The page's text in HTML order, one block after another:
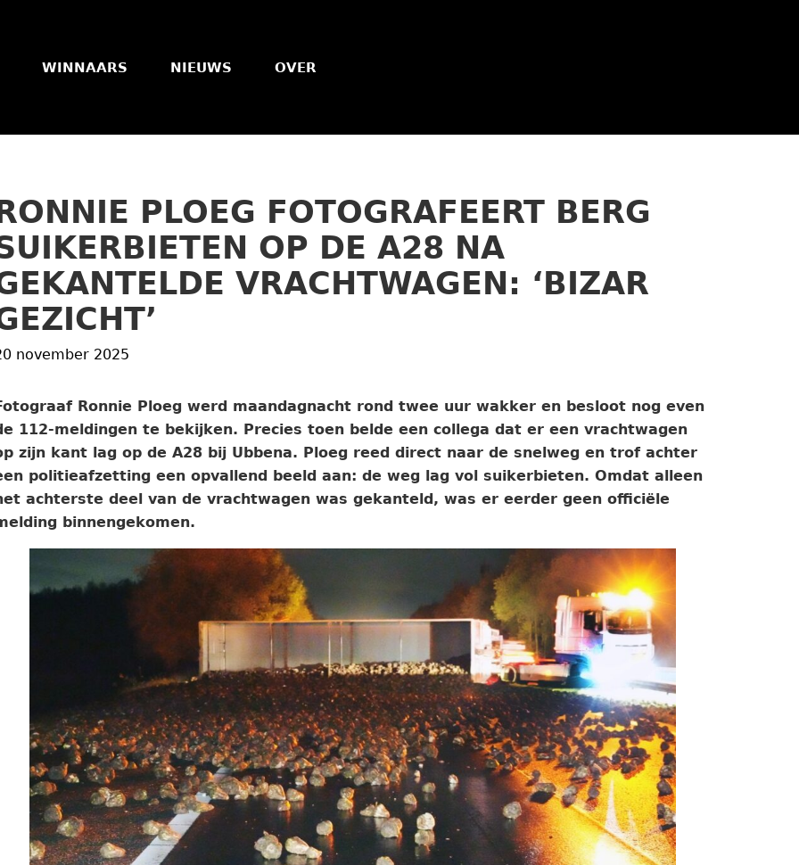
WINNAARS NIEUWS OVER
PLOEG FOTOGRAFEERT BERG
OP DE A28 NA
VRACHTWAGEN: ‘BIZAR
november 2025
Ronnie Ploeg werd maandagnacht rond twee uur wakker en besloot nog even
112-meldingen te bekijken. Precies toen belde een collega dat er een vrachtwagen
zijn kant lag op de A28 bij Ubbena. Ploeg reed direct naar de snelweg en trof achter
politieafzetting een opvallend beeld aan: de weg lag vol suikerbieten. Omdat alleen
achterste deel van de vrachtwagen was gekanteld, was er eerder geen officiële
binnengekomen.